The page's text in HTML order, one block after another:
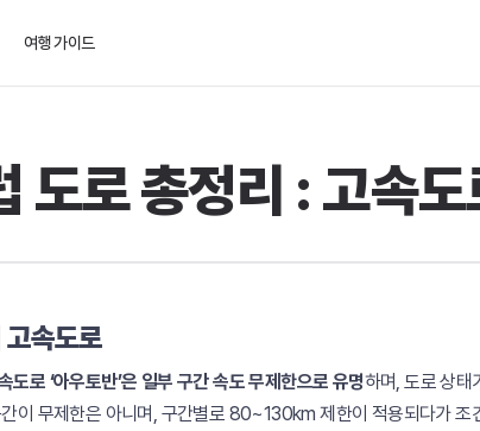
여행 가이드
도로 총정리 : 고속
속도로
도로 ‘아우토반’은 일부 구간 속도 무제한으로 유명하며, 도로 상태
이 무제한은 아니며, 구간별로 80~130km 제한이 적용되다가 조